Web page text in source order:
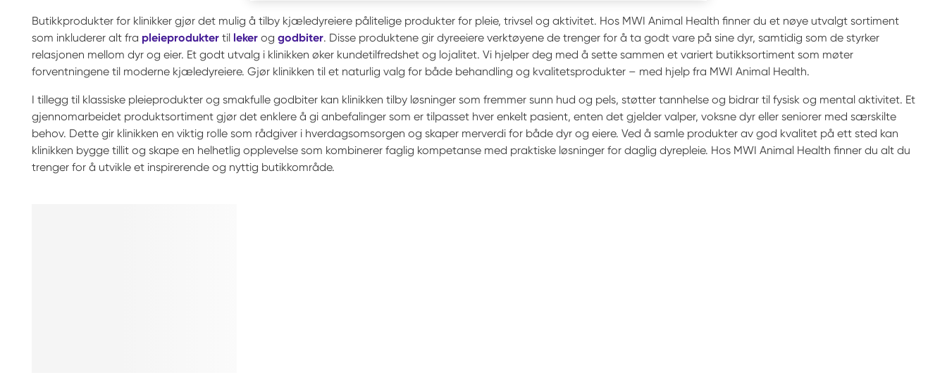
Butikkprodukter for klinikker gjør det mulig å tilby kjæledyreiere pålitelige produkter for pleie, trivsel og aktivitet. Hos MWI Animal Health finner du et nøye utvalgt sortiment
som inkluderer alt fra pleieprodukter til leker og godbiter. Disse produktene gir dyreeiere verktøyene de trenger for å ta godt vare på sine dyr, samtidig som de styrker
relasjonen mellom dyr og eier. Et godt utvalg i klinikken øker kundetilfredshet og lojalitet. Vi hjelper deg med å sette sammen et variert butikksortiment som møter
forventningene til moderne kjæledyreiere. Gjør klinikken til et naturlig valg for både behandling og kvalitetsprodukter – med hjelp fra MWI Animal Health.
I tillegg til klassiske pleieprodukter og smakfulle godbiter kan klinikken tilby løsninger som fremmer sunn hud og pels, støtter tannhelse og bidrar til fysisk og mental aktivitet. Et
gjennomarbeidet produktsortiment gjør det enklere å gi anbefalinger som er tilpasset hver enkelt pasient, enten det gjelder valper, voksne dyr eller seniorer med særskilte
behov. Dette gir klinikken en viktig rolle som rådgiver i hverdagsomsorgen og skaper merverdi for både dyr og eiere. Ved å samle produkter av god kvalitet på ett sted kan
klinikken bygge tillit og skape en helhetlig opplevelse som kombinerer faglig kompetanse med praktiske løsninger for daglig dyrepleie. Hos MWI Animal Health finner du alt du
trenger for å utvikle et inspirerende og nyttig butikkområde.